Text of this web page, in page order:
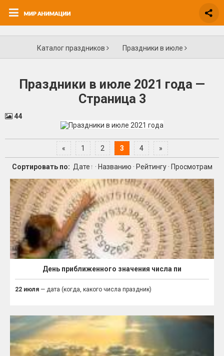
Каталог праздников Праздники в июле
Праздники в июле 2021 года —
Страница 3
44
« 1 2 3 4 »
Сортировать по: Дате · Названию · Рейтингу· Просмотрам
День приближенного значения числа пи
22 июля — дата (когда, какого числа праздник)